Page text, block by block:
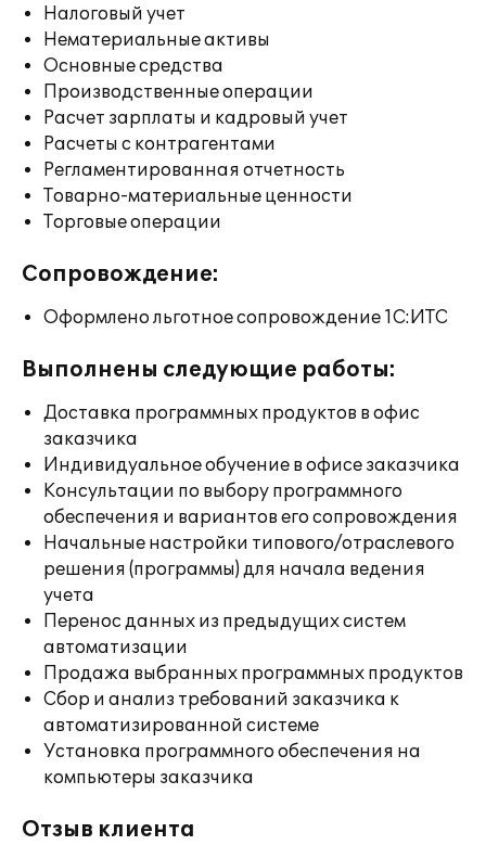
Налоговый учет
Нематериальные активы
Основные средства
Производственные операции
Расчет зарплаты и кадровый учет
Расчеты с контрагентами
Регламентированная отчетность
Товарно-материальные ценности
Торговые операции
Сопровождение:
Оформлено льготное сопровождение 1С:ИТС
Выполнены следующие работы:
Доставка программных продуктов в офис
заказчика
Индивидуальное обучение в офисе заказчика
Консультации по выбору программного
обеспечения и вариантов его сопровождения
Начальные настройки типового/отраслевого
решения (программы) для начала ведения
учета
Перенос данных из предыдущих систем
автоматизации
Продажа выбранных программных продуктов
Сбор и анализ требований заказчика к
автоматизированной системе
Установка программного обеспечения на
компьютеры заказчика
Отзыв клиента